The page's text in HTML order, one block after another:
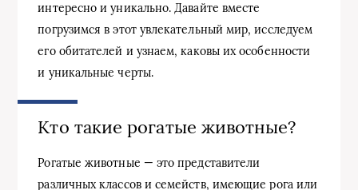
интересно и уникально. Давайте вместе
погрузимся в этот увлекательный мир, исследуем
его обитателей и узнаем, каковы их особенности
и уникальные черты.
Кто такие рогатые животные?
Рогатые животные — это представители
различных классов и семейств, имеющие рога или